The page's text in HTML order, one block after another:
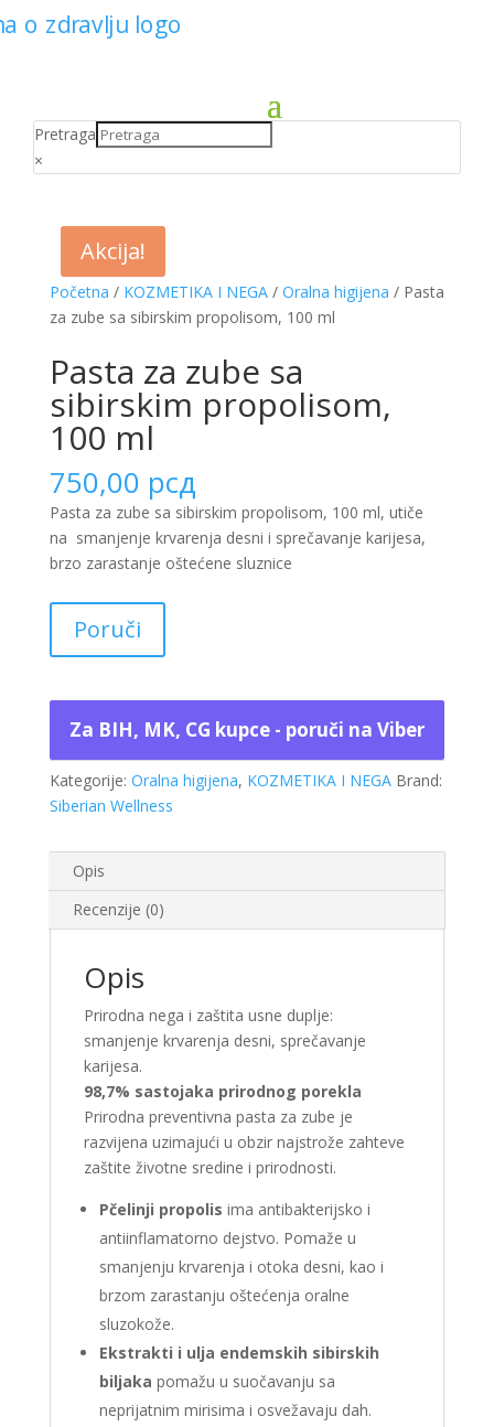
Pretraga
×
Početna / KOZMETIKA I NEGA/ Oralna higijena / Pasta
za zube sa sibirskim propolisom, 100 ml
Pasta za zube sa
sibirskim propolisom,
100 ml
750,00 рсд
Pasta za zube sa sibirskim propolisom, 100 ml, utiče
na smanjenje krvarenja desni i sprečavanje karijesa,
brzo zarastanje oštećene sluznice
Poruči
Za BIH, MK, CG kupce - poruči na Viber
Kategorije: Oralna higijena, KOZMETIKA I NEGA Brand:
Siberian Wellness
Opis
Recenzije (0)
Opis
Prirodna nega i zaštita usne duplje:
smanjenje krvarenja desni, sprečavanje
karijesa.
98,7% sastojaka prirodnog porekla
Prirodna preventivna pasta za zube je
razvijena uzimajući u obzir najstrože zahteve
zaštite životne sredine i prirodnosti.
Pčelinji propolis ima antibakterijsko i
antiinflamatorno dejstvo. Pomaže u
smanjenju krvarenja i otoka desni, kao i
brzom zarastanju oštećenja oralne
sluzokože.
Ekstrakti i ulja endemskih sibirskih
biljaka pomažu u suočavanju sa
neprijatnim mirisima i osvežavaju dah.
Akcija!